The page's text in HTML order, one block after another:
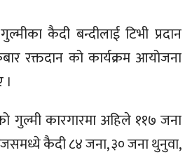
कैदी बन्दीलाई टिभी प्रदान
रक्तदान को कार्यक्रम आयोजना
गुल्मी कारगारमा अहिले ११७ जना
कैदी ८४ जना, ३० जना थुनुवा,